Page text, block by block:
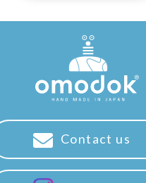
Contact us